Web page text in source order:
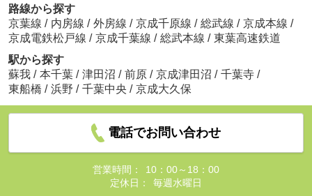
路線から探す
京葉線 / 内房線 / 外房線 / 京成千原線 / 総武線 / 京成本線 /
京成電鉄松戸線 / 京成千葉線 / 総武本線 / 東葉高速鉄道
駅から探す
蘇我 / 本千葉 / 津田沼 / 前原 / 京成津田沼 / 千葉寺 /
東船橋 / 浜野 / 千葉中央 / 京成大久保
電話でお問い合わせ
営業時間：
10：00～18：00
定休日：
毎週水曜日